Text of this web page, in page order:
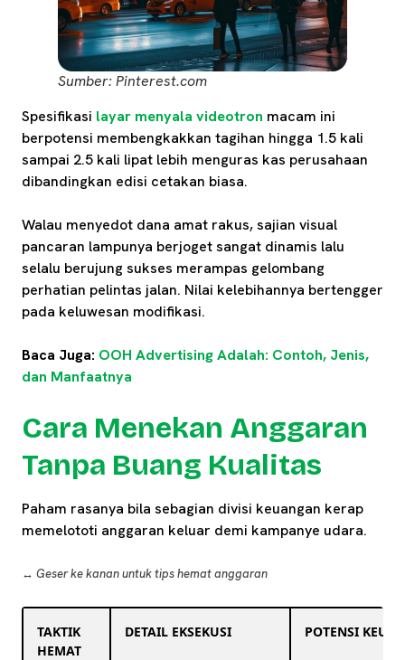
Sumber: Pinterest.com
Spesifikasi layar menyala videotron macam ini
berpotensi membengkakkan tagihan hingga 1.5 kali
sampai 2.5 kali lipat lebih menguras kas perusahaan
dibandingkan edisi cetakan biasa.
Walau menyedot dana amat rakus, sajian visual
pancaran lampunya berjoget sangat dinamis lalu
selalu berujung sukses merampas gelombang
perhatian pelintas jalan. Nilai kelebihannya bertengger
pada keluwesan modifikasi.
Baca Juga: OOH Advertising Adalah: Contoh, Jenis,
dan Manfaatnya
Cara Menekan Anggaran
Tanpa Buang Kualitas
Paham rasanya bila sebagian divisi keuangan kerap
memelototi anggaran keluar demi kampanye udara.
↔️ Geser ke kanan untuk tips hemat anggaran
TAKTIK
HEMAT
DETAIL EKSEKUSI POTENSI